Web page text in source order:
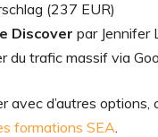
(237 EUR)
Discover par
du trafic massif via
avec d’autres options,
formations SEA